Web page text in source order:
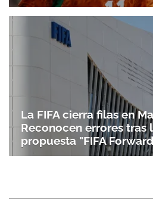
La FIFA cierra filas en
Reconocen errores tras
propuesta "FIFA